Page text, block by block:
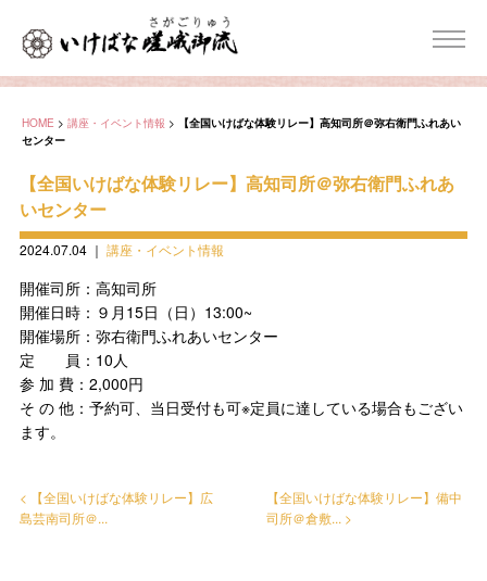
HOME > 講座・イベント情報 >
【全国いけばな体験リレー】高知司所＠弥右衛門ふれあい
センター
【全国いけばな体験リレー】高知司所＠弥右衛門ふれあ
いセンター
2024.07.04｜ 講座・イベント情報
開催司所：高知司所
開催日時：９月15日（日）13:00~
開催場所：弥右衛門ふれあいセンター
定 員：10人
参 加 費：2,000円
そ の 他：予約可、当日受付も可※定員に達している場合もござい
ます。
< 【全国いけばな体験リレー】広
島芸南司所＠...
【全国いけばな体験リレー】備中
司所＠倉敷... >